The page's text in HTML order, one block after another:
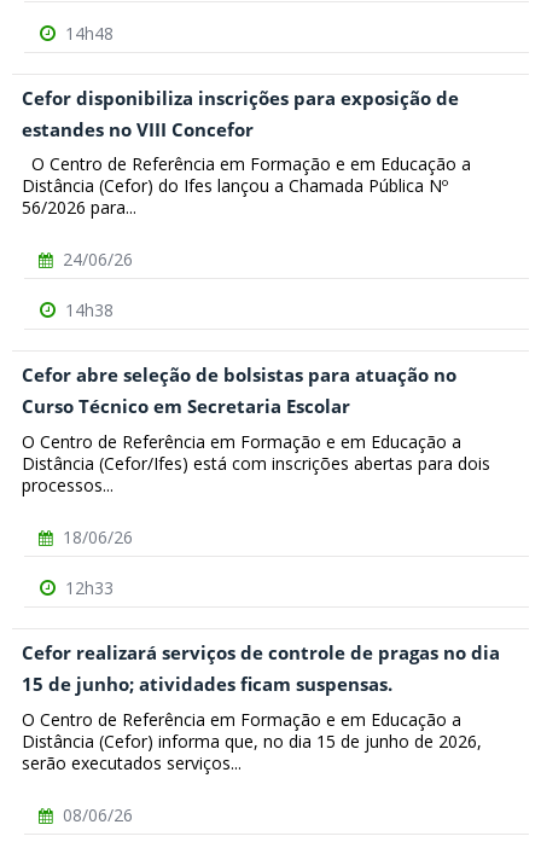
14h48
Cefor disponibiliza inscrições para exposição de
estandes no VIII Concefor
O Centro de Referência em Formação e em Educação a
Distância (Cefor) do Ifes lançou a Chamada Pública Nº
56/2026 para...
24/06/26
14h38
Cefor abre seleção de bolsistas para atuação no
Curso Técnico em Secretaria Escolar
O Centro de Referência em Formação e em Educação a
Distância (Cefor/Ifes) está com inscrições abertas para dois
processos...
18/06/26
12h33
Cefor realizará serviços de controle de pragas no dia
15 de junho; atividades ficam suspensas.
O Centro de Referência em Formação e em Educação a
Distância (Cefor) informa que, no dia 15 de junho de 2026,
serão executados serviços...
08/06/26